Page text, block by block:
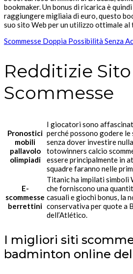
bookmaker. Un bonus di ricarica è
raggiungere migliaia di euro, questo
suo sito Web per un utilizzo ottimale al
Scommesse Doppia Possibilità Senza
Redditizie
Scommesse
Pronostici
mobili
pallavolo
olimpiadi
I giocatori sono
perché possono godere le
senza dover investire
totowinners calcio
essere principalmente in
squadre faranno nelle
E-
scommesse
berrettini
Titanic ha impilati simboli
che forniscono una
casuali e giochi bonus, la
conservativa per quote a
dell’Atlético.
I migliori siti
badminton online